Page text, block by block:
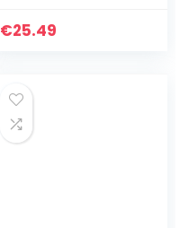
Duurzame LED
€25.49